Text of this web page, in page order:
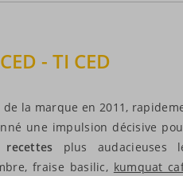
- TI CED
la marque en 2011,
une impulsion décisive
plus audacieuses
fraise basilic, kumquat